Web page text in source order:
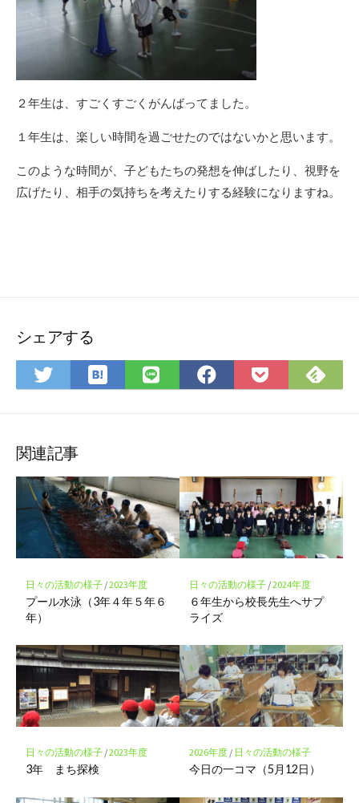
２年生は、すごくすごくがんばってました。
１年生は、楽しい時間を過ごせたのではないかと思います。
このような時間が、子どもたちの発想を伸ばしたり、視野を
広げたり、相手の気持ちを考えたりする経験になりますね。
シェアする
Twitter
で
ア
は
て
ク
マ
ー
ク
に
保
存
LINE
で
Facebook
で
Pocket
に
で
関連記事
日々の活動の様子/2023年度
プール水泳（3年４年５年６
年）
日々の活動の様子/2024年度
６年生から校長先生へサプ
ライズ
日々の活動の様子/2023年度
3年 まち探検
2026年度/ 日々の活動の様子
今日の一コマ（5月12日）